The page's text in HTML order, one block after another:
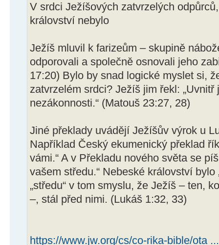
V srdci Ježíšových zatvrzelých
království nebylo
Ježíš mluvil k farizeům – skupině
odporovali a společně osnovali jeho
17:20) Bylo by snad logické myslet si,
zatvrzelém srdci? Ježíš jim řekl:
nezákonnosti.“ (Matouš 23:27, 28)
Jiné překlady uvádějí Ježíšův výrok u
Například Český ekumenický překlad
vámi.“ A v Překladu nového světa se
vašem středu.“ Nebeské království bylo
„středu“ v tom smyslu, že Ježíš – ten,
–, stál před nimi. (Lukáš 1:32, 33)
https://www.jw.org/cs/co-rika-bible/ota